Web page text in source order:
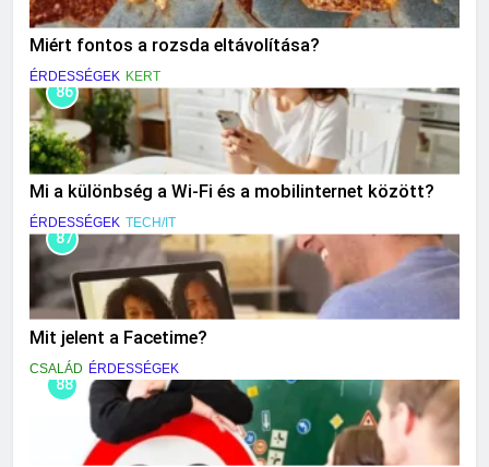
Miért fontos a rozsda eltávolítása?
ÉRDESSÉGEK KERT
86
Mi a különbség a Wi-Fi és a mobilinternet között?
ÉRDESSÉGEK TECH/IT
87
Mit jelent a Facetime?
CSALÁD ÉRDESSÉGEK
88